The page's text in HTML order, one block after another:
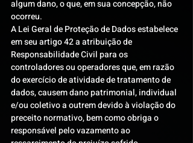
algum dano, o que, em sua concepção, não
ocorreu.
A Lei Geral de Proteção de Dados estabelece
em seu artigo 42 a atribuição de
Responsabilidade Civil para os
controladores ou operadores que, em razão
do exercício de atividade de tratamento de
dados, causem dano patrimonial, individual
e/ou coletivo a outrem devido à violação do
preceito normativo, bem como obriga o
responsável pelo vazamento ao